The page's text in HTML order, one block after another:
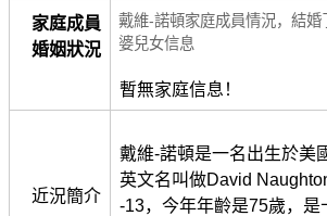
家庭成員
婚姻狀況
戴維-諾頓家庭成員情況，結
婆兒女信息
暫無家庭信息！
近況簡介
戴維-諾頓是一名出生於美
英文名叫做David
-13，今年年齡是75歲，是